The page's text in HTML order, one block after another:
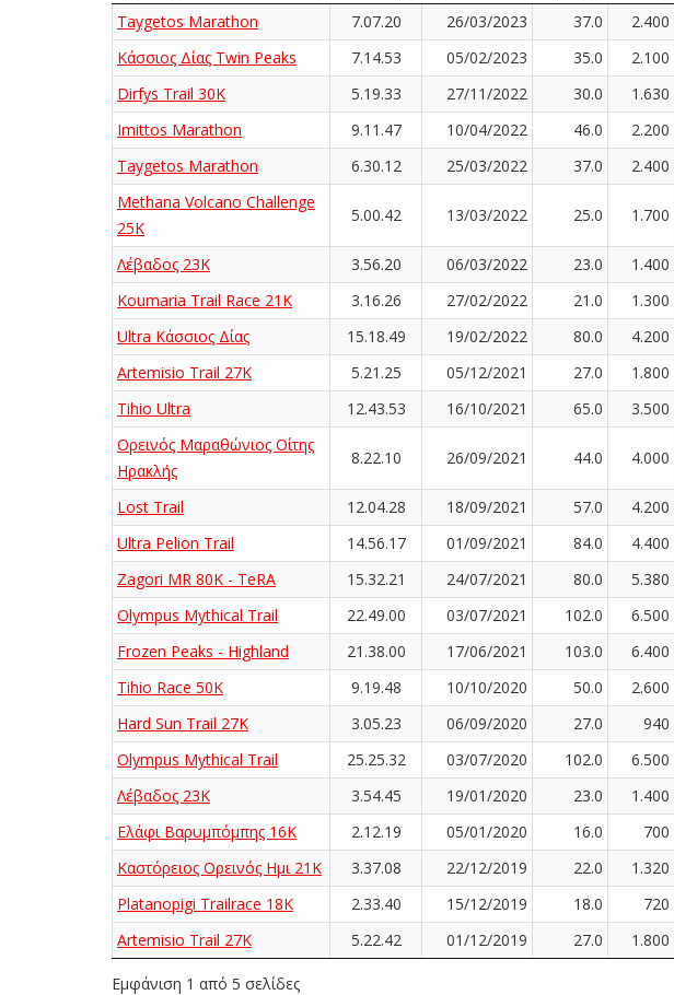
Taygetos Marathon
7.07.20 26/03/2023 37.0 2.400
Κάσσιος Δίας Twin Peaks
7.14.53 05/02/2023 35.0 2.100
Dirfys Trail 30K
5.19.33 27/11/2022 30.0 1.630
Imittos Marathon
9.11.47 10/04/2022 46.0 2.200
Taygetos Marathon
6.30.12 25/03/2022 37.0 2.400
Methana Volcano Challenge
25K
5.00.42 13/03/2022 25.0 1.700
Λέβαδος 23Κ 3.56.20 06/03/2022 23.0 1.400
Koumaria Trail Race 21K
3.16.26 27/02/2022 21.0 1.300
Ultra Κάσσιος Δίας
15.18.49 19/02/2022 80.0 4.200
Artemisio Trail 27K
5.21.25 05/12/2021 27.0 1.800
Tihio Ultra
12.43.53 16/10/2021 65.0 3.500
Ορεινός Μαραθώνιος Οίτης
Ηρακλής
8.22.10 26/09/2021 44.0 4.000
Lost Trail 12.04.28 18/09/2021 57.0 4.200
Ultra Pelion Trail
14.56.17 01/09/2021 84.0 4.400
Zagori MR 80K - TeRA
15.32.21 24/07/2021 80.0 5.380
Olympus Mythical Trail
22.49.00 03/07/2021 102.0 6.500
Frozen Peaks - Highland
21.38.00 17/06/2021 103.0 6.400
Tihio Race 50K
9.19.48 10/10/2020 50.0 2.600
Hard Sun Trail 27K
3.05.23 06/09/2020 27.0 940
Olympus Mythical Trail
25.25.32 03/07/2020 102.0 6.500
Λέβαδος 23Κ
3.54.45 19/01/2020 23.0 1.400
Ελάφι Βαρυμπόμπης 16K
2.12.19 05/01/2020 16.0 700
Καστόρειος Ορεινός Ημι 21Κ
3.37.08 22/12/2019 22.0 1.320
Platanopigi Trailrace 18K
2.33.40 15/12/2019 18.0 720
Artemisio Trail 27K
5.22.42 01/12/2019 27.0 1.800
Εμφάνιση 1 από 5 σελίδες